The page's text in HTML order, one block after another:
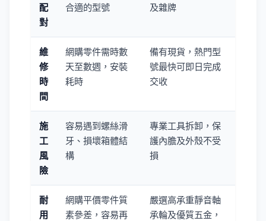
配
對
合適的型號
及雜牌
維
修
時
間
網購零件需時數
天至數週，安裝
耗時
備有現貨，熱門型
號最快可即日完成
交收
施
工
風
險
容易遇到螺絲滑
牙、損壞箱體結
構
專業工具拆卸，保
護內膽及外殼不受
損
耐
用
網購平價零件質
素參差，容易再
嚴選高承重靜音軸
承輪及優質五金，